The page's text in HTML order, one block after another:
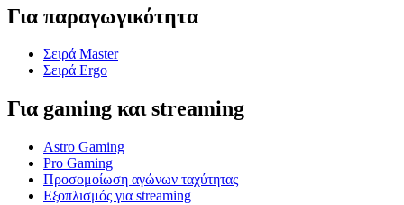
Για παραγωγικότητα
Σειρά Master
Σειρά Ergo
Για gaming και streaming
Astro Gaming
Pro Gaming
Προσομοίωση αγώνων ταχύτητας
Εξοπλισμός για streaming